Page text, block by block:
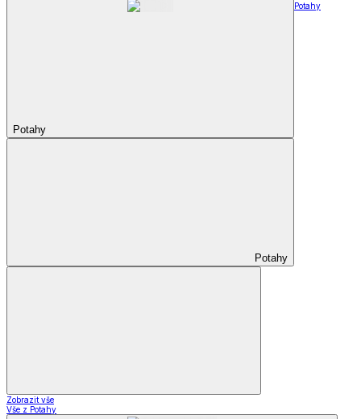
Potahy
Potahy
Potahy
Zobrazit vše
Vše z Potahy